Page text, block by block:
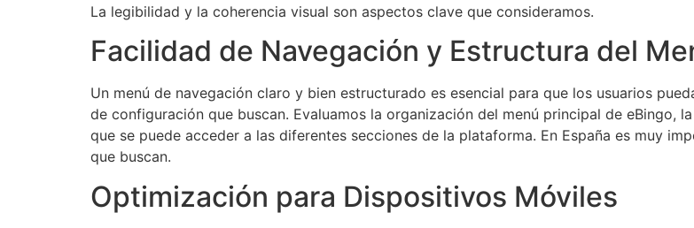
La legibilidad y la coherencia visual son aspectos clave que consideramos.
Facilidad de Navegación y Estructura del
Un menú de navegación claro y bien estructurado es esencial para que los usuarios
de configuración que buscan. Evaluamos la organización del menú principal de eBingo,
que se puede acceder a las diferentes secciones de la plataforma. En España es muy
que buscan.
Optimización para Dispositivos Móviles